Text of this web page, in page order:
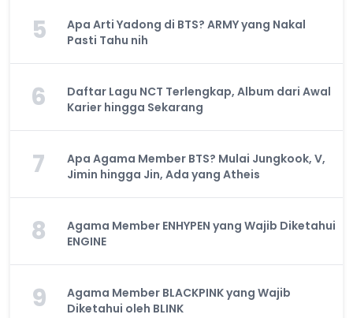
5
Apa Arti Yadong di BTS? ARMY yang Nakal
Pasti Tahu nih
6
Daftar Lagu NCT Terlengkap, Album dari Awal
Karier hingga Sekarang
7
Apa Agama Member BTS? Mulai Jungkook, V,
Jimin hingga Jin, Ada yang Atheis
8
Agama Member ENHYPEN yang Wajib Diketahui
ENGINE
9
Agama Member BLACKPINK yang Wajib
Diketahui oleh BLINK